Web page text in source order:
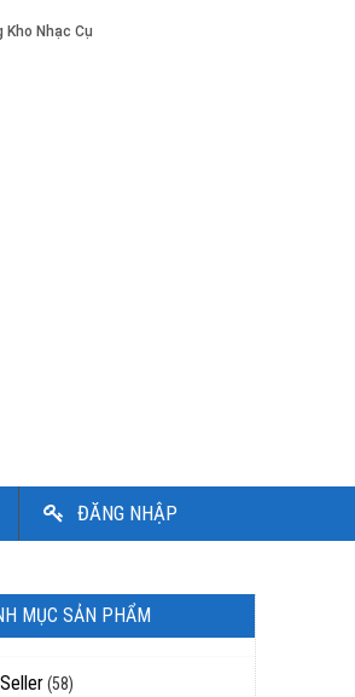
ĐĂNG NHẬP
MỤC SẢN PHẨM
(58)